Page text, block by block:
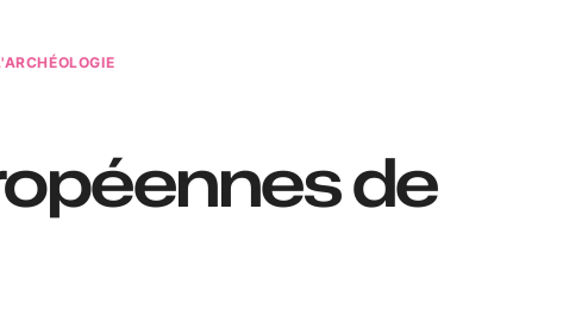
de